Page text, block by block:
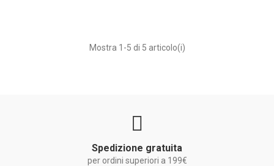
Mostra 1-5 di 5 articolo(i)
Spedizione gratuita
per ordini superiori a 199€